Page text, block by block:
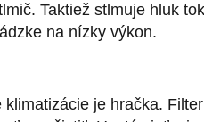
Taktiež stlmuje hluk
na nízky výkon.
je hračka.